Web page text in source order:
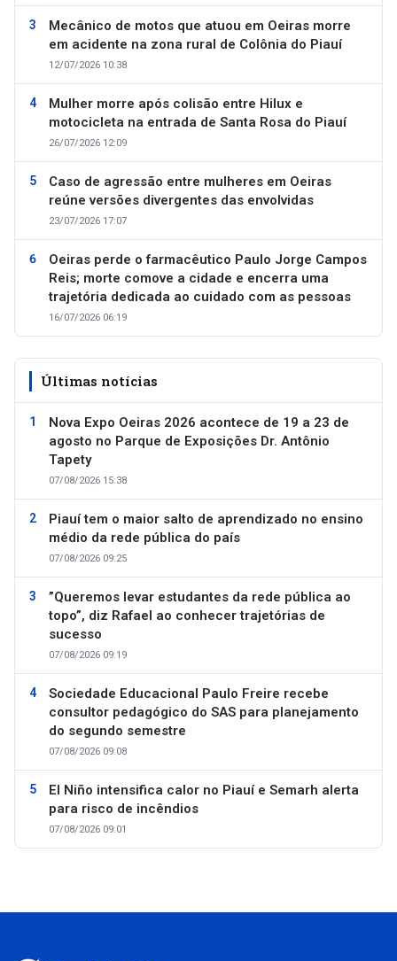
Mecânico de motos que atuou em Oeiras morre
em acidente na zona rural de Colônia do Piauí
12/07/2026 10:38
Mulher morre após colisão entre Hilux e
motocicleta na entrada de Santa Rosa do Piauí
26/07/2026 12:09
Caso de agressão entre mulheres em Oeiras
reúne versões divergentes das envolvidas
23/07/2026 17:07
Oeiras perde o farmacêutico Paulo Jorge Campos
Reis; morte comove a cidade e encerra uma
trajetória dedicada ao cuidado com as pessoas
16/07/2026 06:19
Últimas notícias
Nova Expo Oeiras 2026 acontece de 19 a 23 de
agosto no Parque de Exposições Dr. Antônio
Tapety
07/08/2026 15:38
Piauí tem o maior salto de aprendizado no ensino
médio da rede pública do país
07/08/2026 09:25
”Queremos levar estudantes da rede pública ao
topo”, diz Rafael ao conhecer trajetórias de
sucesso
07/08/2026 09:19
Sociedade Educacional Paulo Freire recebe
consultor pedagógico do SAS para planejamento
do segundo semestre
07/08/2026 09:08
El Niño intensifica calor no Piauí e Semarh alerta
para risco de incêndios
07/08/2026 09:01